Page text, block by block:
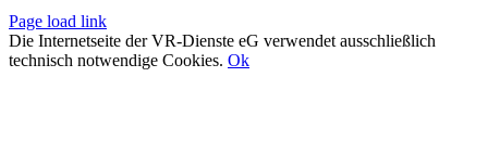
Page load link
Die Internetseite der VR-Dienste eG verwendet ausschließlich
technisch notwendige Cookies. Ok